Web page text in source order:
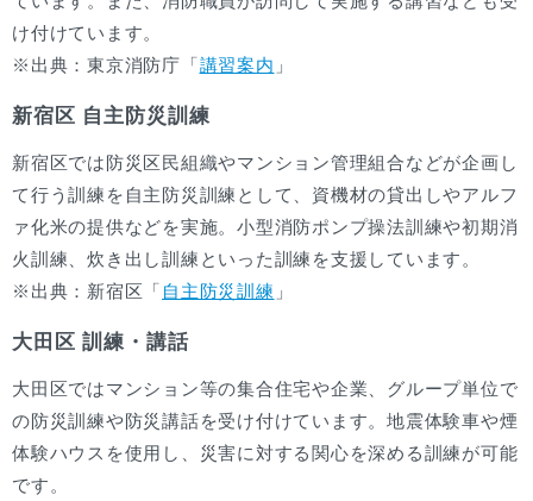
け付けています。
※出典：東京消防庁「講習案内 」
新宿区 自主防災訓練
新宿区では防災区民組織やマンション管理組合などが企画し
て行う訓練を自主防災訓練として、資機材の貸出しやアルフ
ァ化米の提供などを実施。小型消防ポンプ操法訓練や初期消
火訓練、炊き出し訓練といった訓練を支援しています。
※出典：新宿区「 自主防災訓練 」
大田区 訓練・講話
大田区ではマンション等の集合住宅や企業、グループ単位で
の防災訓練や防災講話を受け付けています。地震体験車や煙
体験ハウスを使用し、災害に対する関心を深める訓練が可能
です。